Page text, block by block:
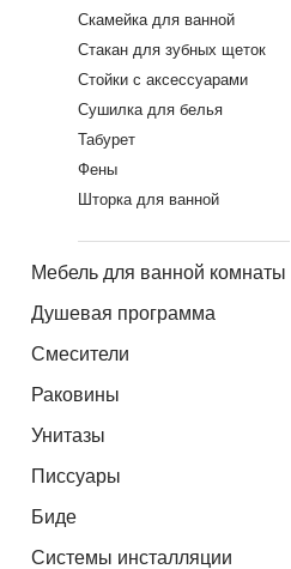
Скамейка для ванной
Стакан для зубных щеток
Стойки с аксессуарами
Сушилка для белья
Табурет
Фены
Шторка для ванной
Мебель для ванной комнаты
Душевая программа
Смесители
Раковины
Унитазы
Писсуары
Биде
Системы инсталляции